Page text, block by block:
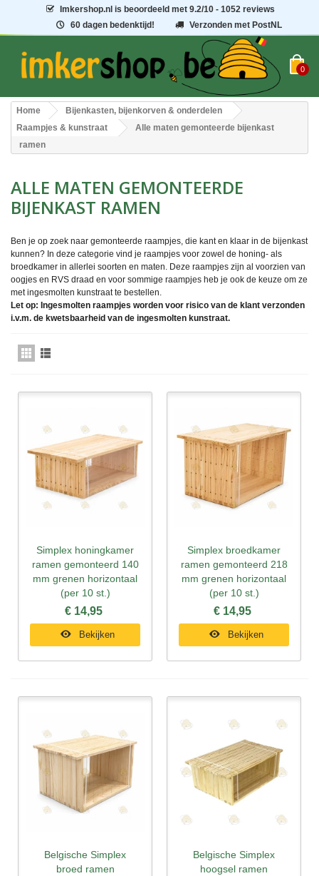
Imkershop.nl is beoordeeld met9.2/10 - 1052 reviews
60 dagen bedenktijd!
Verzonden met PostNL
0
Home
Bijenkasten, bijenkorven & onderdelen
Raampjes & kunstraat
Alle maten gemonteerde bijenkast
ramen
ALLE MATEN GEMONTEERDE
BIJENKAST RAMEN
Ben je op zoek naar gemonteerde raampjes, die kant en klaar in de bijenkast
kunnen? In deze categorie vind je raampjes voor zowel de honing- als
broedkamer in allerlei soorten en maten. Deze raampjes zijn al voorzien van
oogjes en RVS draad en voor sommige raampjes heb je ook de keuze om ze
met ingesmolten kunstraat te bestellen.
Let op: Ingesmolten raampjes worden voor risico van de klant verzonden
i.v.m. de kwetsbaarheid van de ingesmolten kunstraat.
Simplex honingkamer
ramen gemonteerd 140
mm grenen horizontaal
(per 10 st.)
€ 14,95
Bekijken
Simplex broedkamer
ramen gemonteerd 218
mm grenen horizontaal
(per 10 st.)
€ 14,95
Bekijken
Belgische Simplex
broed ramen
Belgische Simplex
hoogsel ramen